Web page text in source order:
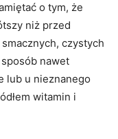
o tym, że
niż przed
czystych
nawet
lub u nieznanego
witamin i